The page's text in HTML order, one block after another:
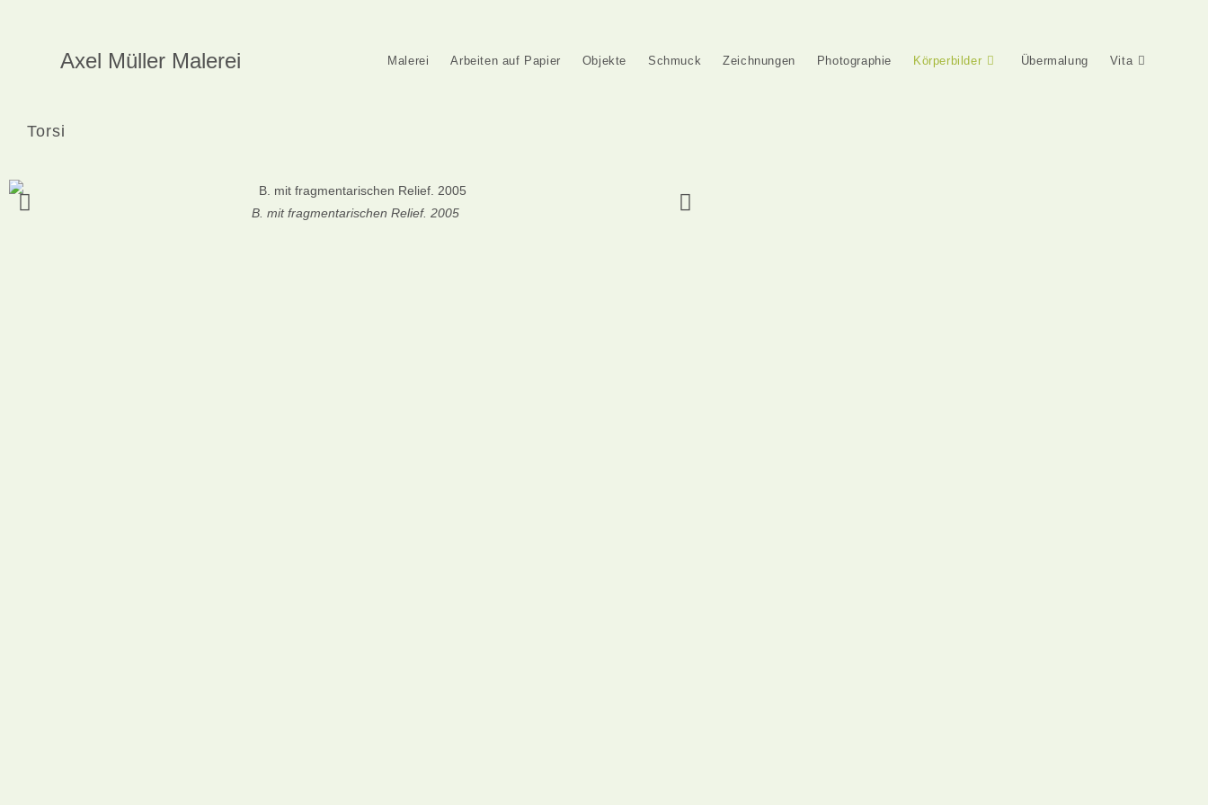
Axel Müller Malerei Malerei Arbeiten auf Papier Objekte Schmuck Zeichnungen Photographie Körperbilder Übermalung Vita
Torsi
B. mit fragmentarischen Relief. 2005